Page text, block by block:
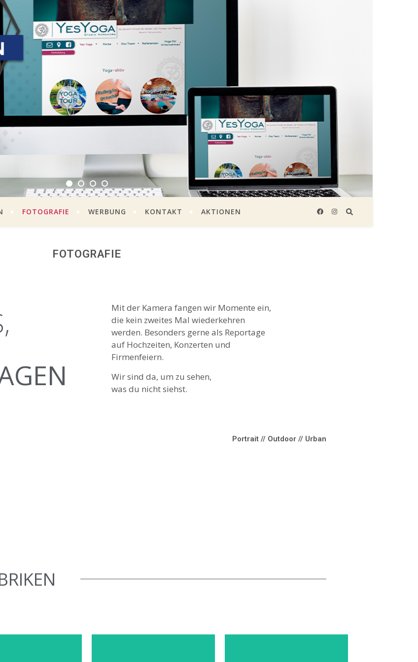
FOTOGRAFIE WERBUNG KONTAKT AKTIONEN
FOTOGRAFIE
Mit der Kamera fangen wir Momente ein,
die kein zweites Mal wiederkehren
werden. Besonders gerne als Reportage
auf Hochzeiten, Konzerten und
Firmenfeiern.
Wir sind da, um zu sehen,
was du nicht siehst.